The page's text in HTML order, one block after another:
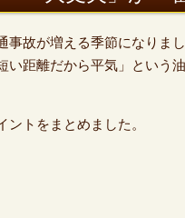
故が増える季節になりまし
い距離だから平気」という
トをまとめました。